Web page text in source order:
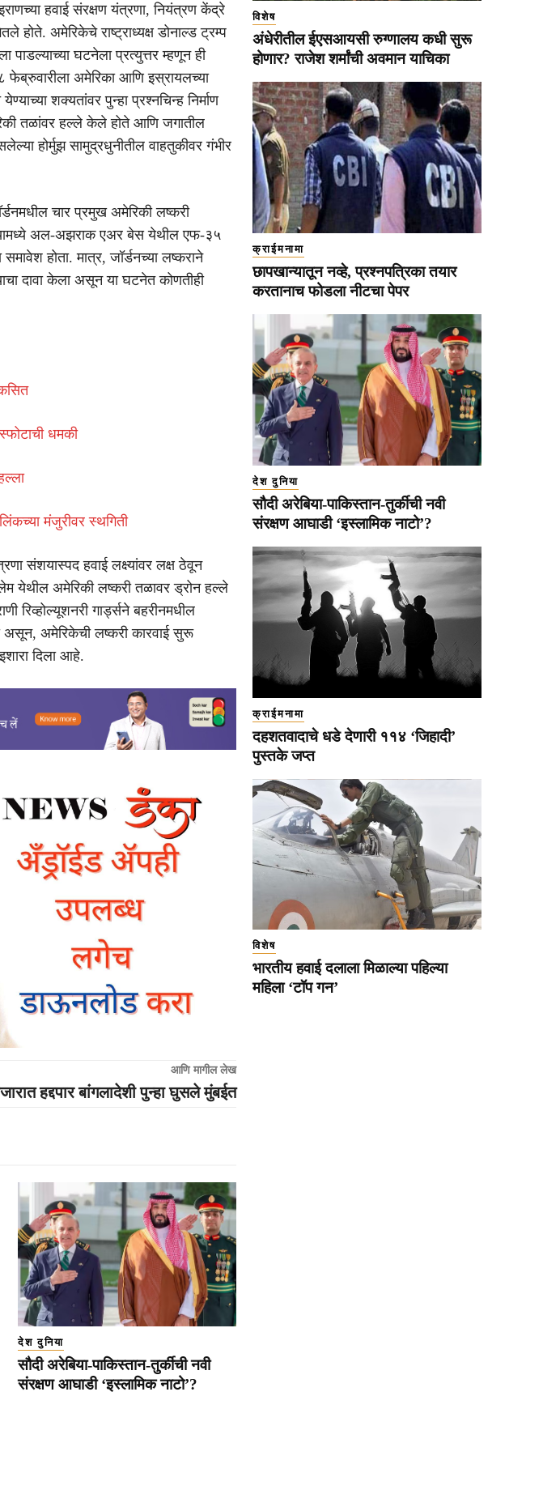
हवाई संरक्षण यंत्रणा, नियंत्रण केंद्रे
होते. अमेरिकेचे राष्ट्राध्यक्ष डोनाल्ड ट्रम्प
पाडल्याच्या घटनेला प्रत्युत्तर म्हणून ही
फेब्रुवारीला अमेरिका आणि इस्रायलच्या
शक्यतांवर पुन्हा प्रश्नचिन्ह निर्माण
तळांवर हल्ले केले होते आणि जगातील
होर्मुझ सामुद्रधुनीतील वाहतुकीवर गंभीर
चार प्रमुख अमेरिकी लष्करी
यामध्ये अल-अझराक एअर बेस येथील एफ-३५
होता. मात्र, जॉर्डनच्या लष्कराने
दावा केला असून या घटनेत कोणतीही
धमकी
मंजुरीवर स्थगिती
संशयास्पद हवाई लक्ष्यांवर लक्ष ठेवून
अमेरिकी लष्करी तळावर ड्रोन हल्ले
रिव्होल्यूशनरी गार्ड्सने बहरीनमधील
असून, अमेरिकेची लष्करी कारवाई सुरू
दिला आहे.
आणि मागील लेख
हद्दपार बांगलादेशी पुन्हा घुसले मुंबईत
देश दुनिया
सौदी अरेबिया-पाकिस्तान-तुर्कीची नवी
संरक्षण आघाडी ‘इस्लामिक नाटो’?
विशेष
अंधेरीतील ईएसआयसी रुग्णालय कधी सुरू
होणार? राजेश शर्मांची अवमान याचिका
क्राईमनामा
छापखान्यातून नव्हे, प्रश्नपत्रिका तयार
करतानाच फोडला नीटचा पेपर
देश दुनिया
सौदी अरेबिया-पाकिस्तान-तुर्कीची नवी
संरक्षण आघाडी ‘इस्लामिक नाटो’?
क्राईमनामा
दहशतवादाचे धडे देणारी ११४ ‘जिहादी’
पुस्तके जप्त
विशेष
भारतीय हवाई दलाला मिळाल्या पहिल्या
महिला ‘टॉप गन’